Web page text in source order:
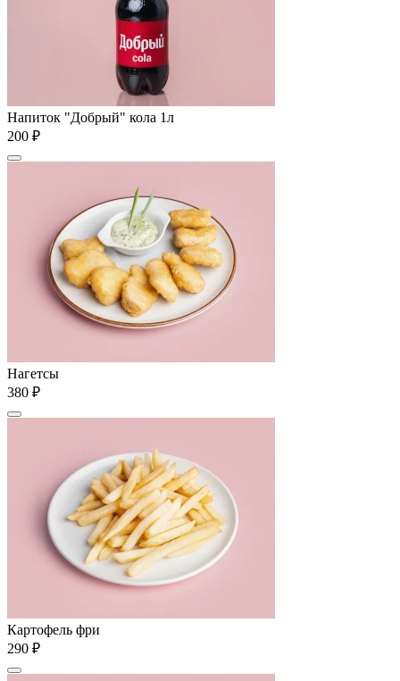
Напиток "Добрый" кола 1л
200 ₽
Нагетсы
380 ₽
Картофель фри
290 ₽